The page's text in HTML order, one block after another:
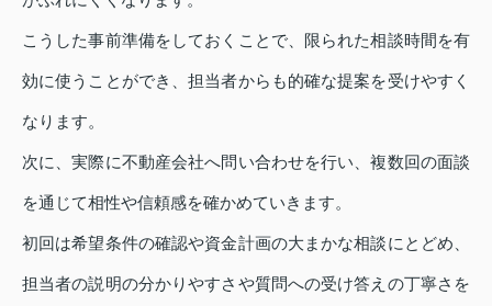
こうした事前準備をしておくことで、限られた相談時間を有
効に使うことができ、担当者からも的確な提案を受けやすく
なります。
次に、実際に不動産会社へ問い合わせを行い、複数回の面談
を通じて相性や信頼感を確かめていきます。
初回は希望条件の確認や資金計画の大まかな相談にとどめ、
担当者の説明の分かりやすさや質問への受け答えの丁寧さを